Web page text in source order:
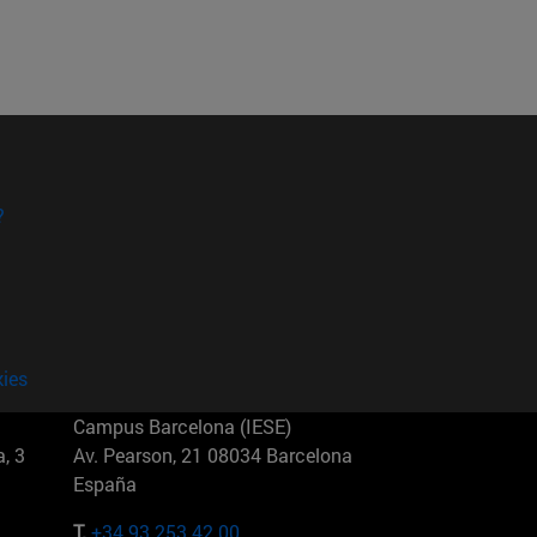
3
Campus Barcelona (IESE)
Av. Pearson, 21 08034 Barcelona
España
T. +34 93 253 42 00